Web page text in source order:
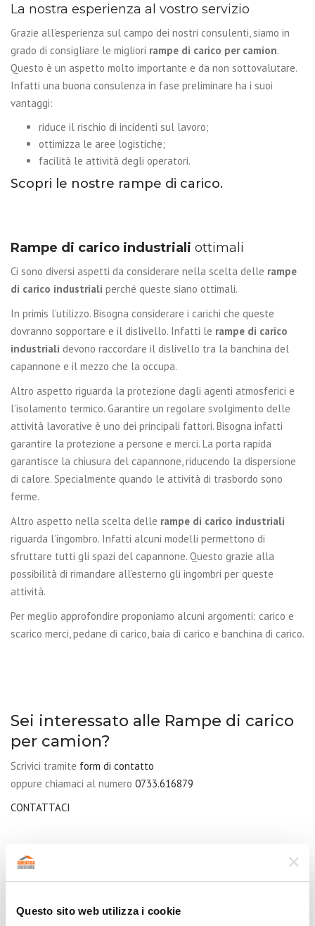
Questo sito web utilizza i cookie
La nostra esperienza al vostro servizio
Grazie all’esperienza sul campo dei nostri consulenti, siamo in
grado di consigliare le migliori rampe di carico per camion.
Questo è un aspetto molto importante e da non sottovalutare.
Infatti una buona consulenza in fase preliminare ha i suoi
vantaggi:
riduce il rischio di incidenti sul lavoro;
ottimizza le aree logistiche;
facilità le attività degli operatori.
Scopri le nostre rampe di carico.
Rampe di carico industriali ottimali
Ci sono diversi aspetti da considerare nella scelta delle rampe
di carico industriali perché queste siano ottimali.
In primis l’utilizzo. Bisogna considerare i carichi che queste
dovranno sopportare e il dislivello. Infatti le rampe di carico
industriali devono raccordare il dislivello tra la banchina del
capannone e il mezzo che la occupa.
Altro aspetto riguarda la protezione dagli agenti atmosferici e
l’isolamento termico. Garantire un regolare svolgimento delle
attività lavorative è uno dei principali fattori. Bisogna infatti
garantire la protezione a persone e merci. La porta rapida
garantisce la chiusura del capannone, riducendo la dispersione
di calore. Specialmente quando le attività di trasbordo sono
ferme.
Altro aspetto nella scelta delle rampe di carico industriali
riguarda l’ingombro. Infatti alcuni modelli permettono di
sfruttare tutti gli spazi del capannone. Questo grazie alla
possibilità di rimandare all’esterno gli ingombri per queste
attività.
Per meglio approfondire proponiamo alcuni argomenti: carico e
scarico merci, pedane di carico, baia di carico e banchina di carico.
Sei interessato alle Rampe di carico
per camion?
Scrivici tramite form di contatto
oppure chiamaci al numero 0733.616879
CONTATTACI
Scopri di più sulla
*" indica i campi obbligatori